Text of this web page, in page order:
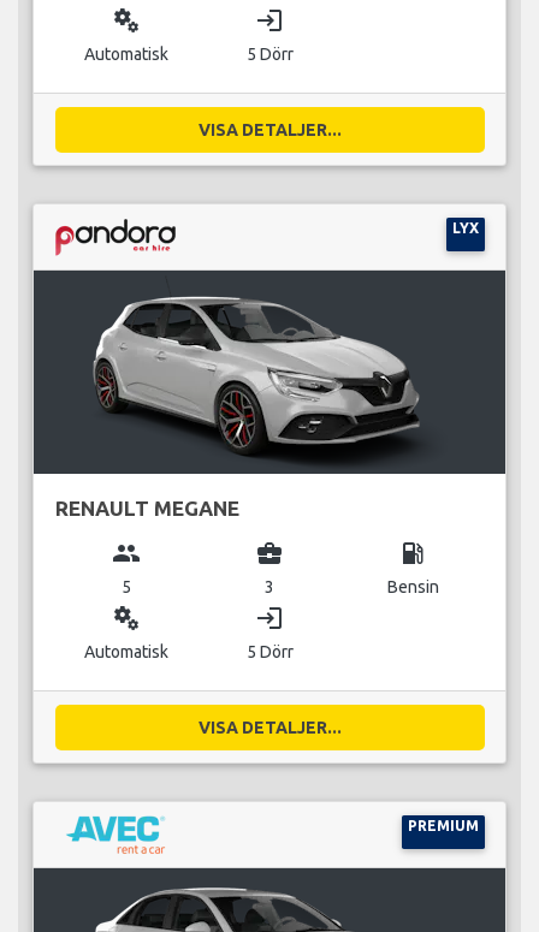
miscellaneous_services
Automatisk
login
5 Dörr
VISA DETALJER...
LYX
RENAULT MEGANE
group
5
business_center
3
local_gas_station
Bensin
miscellaneous_services
Automatisk
login
5 Dörr
VISA DETALJER...
PREMIUM